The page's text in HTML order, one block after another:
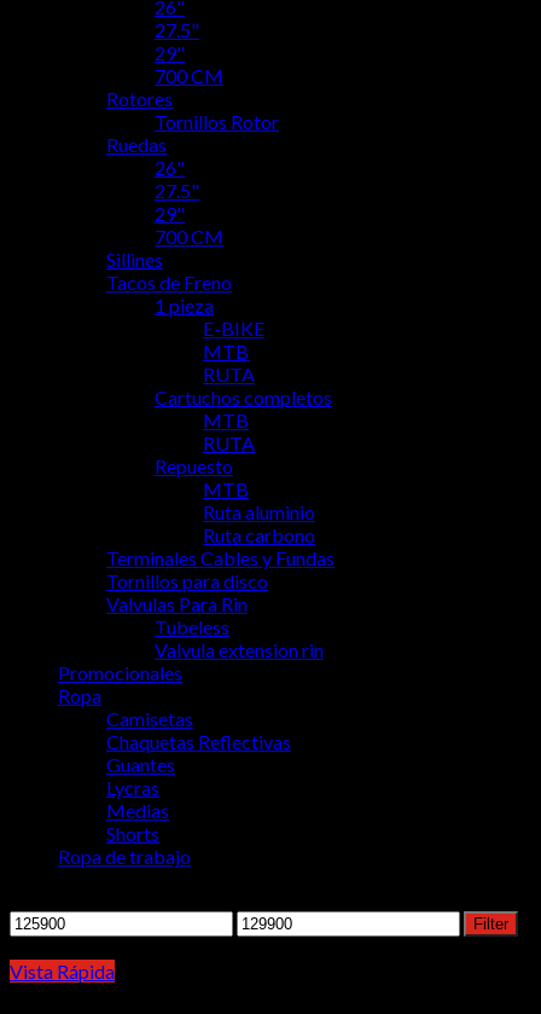
26"
27.5"
29"
700 CM
Rotores
Tornillos Rotor
Ruedas
26"
27.5"
29"
700 CM
Sillines
Tacos de Freno
1 pieza
E-BIKE
MTB
RUTA
Cartuchos completos
MTB
RUTA
Repuesto
MTB
Ruta aluminio
Ruta carbono
Terminales Cables y Fundas
Tornillos para disco
Valvulas Para Rin
Tubeless
Valvula extension rin
Promocionales
Ropa
Camisetas
Chaquetas Reflectivas
Guantes
Lycras
Medias
Shorts
Ropa de trabajo
Min
price
Max
price
Filter
Vista Rápida